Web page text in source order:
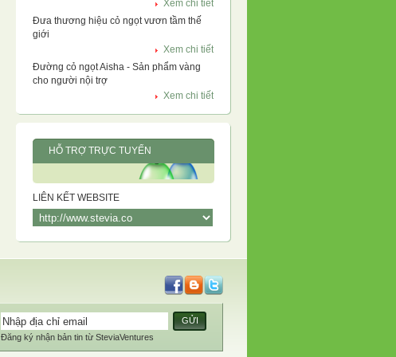
Xem chi tiết
Đưa thương hiệu cỏ ngọt vươn tầm thế
giới
Xem chi tiết
Đường cỏ ngọt Aisha - Sản phẩm vàng
cho người nội trợ
Xem chi tiết
HỖ TRỢ TRỰC TUYẾN
LIÊN KẾT WEBSITE
GỬI
Đăng ký nhận bản tin từ SteviaVentures